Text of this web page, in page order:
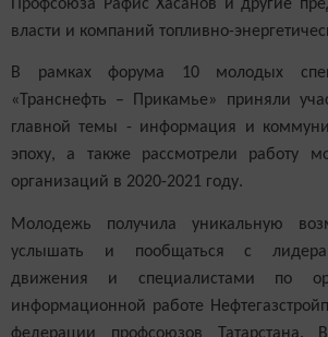
Профсоюза Рафис Хасанов и другие
власти и компаний топливно-
В рамках форума 10 молодых
«Транснефть – Прикамье» приняли
главной темы - информация и
эпоху, а также рассмотрели работу
организаций в 2020-2021 году.
Молодежь получила уникальную
услышать и пообщаться с
движения и специалистами по
информационной работе
федерации профсоюзов Татарстана.